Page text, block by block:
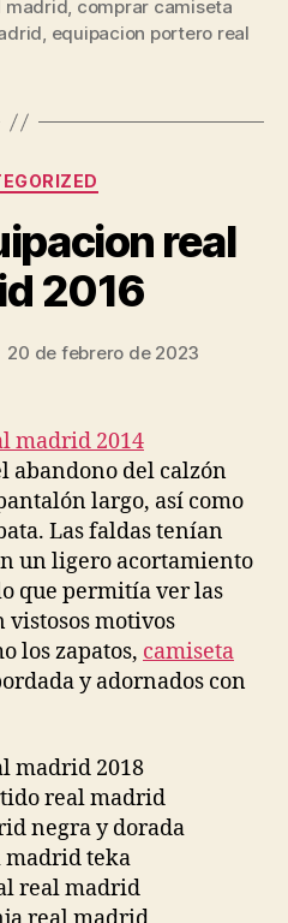
madrid, comprar camiseta
, equipacion portero real
Categorías
real
2016
20 de febrero de 2023
abandono del calzón
largo, así como
Las faldas tenían
un ligero acortamiento
que permitía ver las
vistosos motivos
los zapatos, camiseta
y adornados con